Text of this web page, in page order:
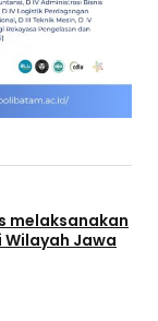
melaksanakan
Wilayah Jawa